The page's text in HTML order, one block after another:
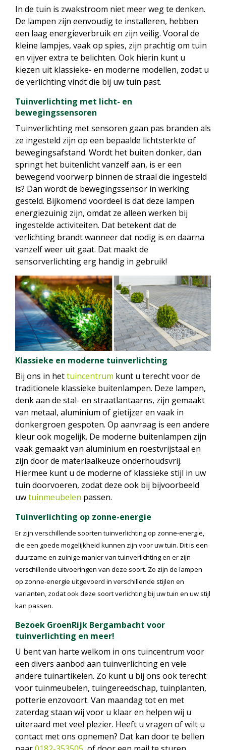
In de tuin is zwakstroom niet meer weg te denken.
De lampen zijn eenvoudig te installeren, hebben
een laag energieverbruik en zijn veilig. Vooral de
kleine lampjes, vaak op spies, zijn prachtig om tuin
en vijver extra te belichten. Ook hierin kunt u
kiezen uit klassieke- en moderne modellen, zodat u
de verlichting vindt die bij uw tuin past.
Tuinverlichting met licht- en
bewegingssensoren
Tuinverlichting met sensoren gaan pas branden als
ze ingesteld zijn op een bepaalde lichtsterkte of
bewegingsafstand. Wordt het buiten donker, dan
springt het buitenlicht vanzelf aan, is er een
bewegend voorwerp binnen de straal die ingesteld
is? Dan wordt de bewegingssensor in werking
gesteld. Bijkomend voordeel is dat deze lampen
energiezuinig zijn, omdat ze alleen werken bij
ingestelde activiteiten. Dat betekent dat de
verlichting brandt wanneer dat nodig is en daarna
vanzelf weer uit gaat. Dat maakt de
sensorverlichting erg handig in gebruik!
Klassieke en moderne tuinverlichting
Bij ons in hettuincentrum kunt u terecht voor de
traditionele klassieke buitenlampen. Deze lampen,
denk aan de stal- en straatlantaarns, zijn gemaakt
van metaal, aluminium of gietijzer en vaak in
donkergroen gespoten. Op aanvraag is een andere
kleur ook mogelijk. De moderne buitenlampen zijn
vaak gemaakt van aluminium en roestvrijstaal en
zijn door de materiaalkeuze onderhoudsvrij.
Hiermee kunt u de moderne of klassieke stijl in uw
tuin doorvoeren, zodat deze ook bij bijvoorbeeld
uwtuinmeubelen passen.
Tuinverlichting op zonne-energie
Er zijn verschillende soorten tuinverlichting op zonne-energie,
die een goede mogelijkheid kunnen zijn voor uw tuin. Dit is een
duurzame en zuinige manier van tuinverlichting en er zijn
verschillende uitvoeringen van deze soort. Zo zijn de lampen
op zonne-energie uitgevoerd in verschillende stijlen en
varianten, zodat ook deze soort verlichting bij uw tuin en uw stijl
kan passen.
Bezoek GroenRijk Bergambacht voor
tuinverlichting en meer!
U bent van harte welkom in ons tuincentrum voor
een divers aanbod aan tuinverlichting en vele
andere tuinartikelen. Zo kunt u bij ons ook terecht
voor tuinmeubelen, tuingereedschap, tuinplanten,
potterie enzovoort. Van maandag tot en met
zaterdag staan wij voor u klaar en helpen wij u
uiteraard met veel plezier. Heeft u vragen of wilt u
contact met ons opnemen? Dat kan door te bellen